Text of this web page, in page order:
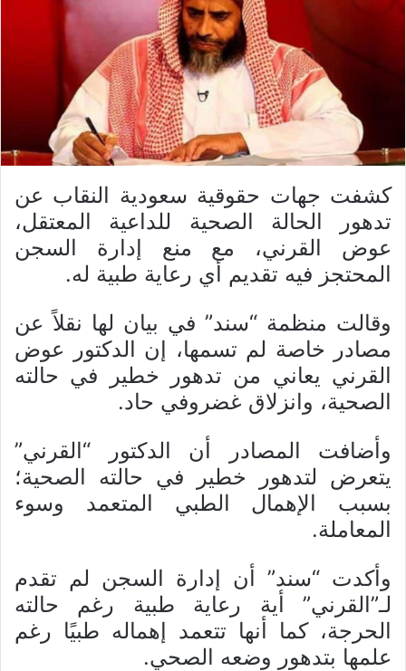
كشفت جهات حقوقية سعودية النقاب عن
تدهور الحالة الصحية للداعية المعتقل،
عوض القرني، مع منع إدارة السجن
المحتجز فيه تقديم أي رعاية طبية له.
وقالت منظمة “سند” في بيان لها نقلاً عن
مصادر خاصة لم تسمها، إن الدكتور عوض
القرني يعاني من تدهور خطير في حالته
الصحية، وانزلاق غضروفي حاد.
وأضافت المصادر أن الدكتور “القرني”
يتعرض لتدهور خطير في حالته الصحية؛
بسبب الإهمال الطبي المتعمد وسوء
المعاملة.
وأكدت “سند” أن إدارة السجن لم تقدم
لـ”القرني” أية رعاية طبية رغم حالته
الحرجة، كما أنها تتعمد إهماله طبيًا رغم
علمها بتدهور وضعه الصحي.